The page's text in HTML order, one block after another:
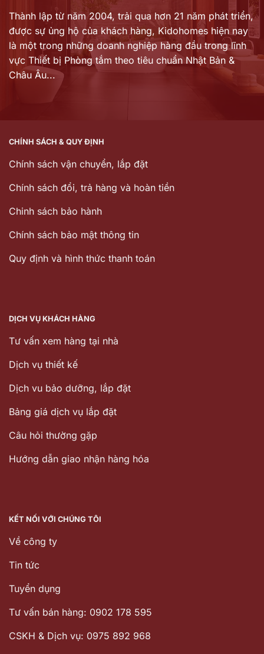
Thành lập từ năm 2004, trải qua hơn 21 năm phát triển,
được sự ủng hộ của khách hàng, Kidohomes hiện nay
là một trong những doanh nghiệp hàng đầu trong lĩnh
vực Thiết bị Phòng tắm theo tiêu chuẩn Nhật Bản &
Châu Âu...
CHÍNH SÁCH & QUY ĐỊNH
Chính sách vận chuyển, lắp đặt
Chính sách đổi, trả hàng và hoàn tiền
Chinh sách bảo hành
Chính sách bảo mật thông tin
Quy định và hình thức thanh toán
DỊCH VỤ KHÁCH HÀNG
Tư vấn xem hàng tại nhà
Dịch vụ thiết kế
Dịch vu bảo dưỡng, lắp đặt
Bảng giá dịch vụ lắp đặt
Câu hỏi thường gặp
Hướng dẫn giao nhận hàng hóa
KẾT NỐI VỚI CHÚNG TÔI
Về công ty
Tin tức
Tuyển dụng
Tư vấn bán hàng: 0902 178 595
CSKH & Dịch vụ: 0975 892 968